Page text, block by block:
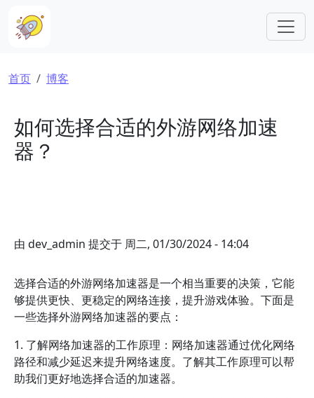
面包屑
首页 博客
如何选择合适的外游网络加速
器？
由 dev_admin 提交于 周二, 01/30/2024 - 14:04
选择合适的外游网络加速器是一个相当重要的决策，它能
够提供更快、更稳定的网络连接，提升游戏体验。下面是
一些选择外游网络加速器的要点：
1. 了解网络加速器的工作原理：网络加速器通过优化网络
路径和减少延迟来提升网络速度。了解其工作原理可以帮
助我们更好地选择合适的加速器。